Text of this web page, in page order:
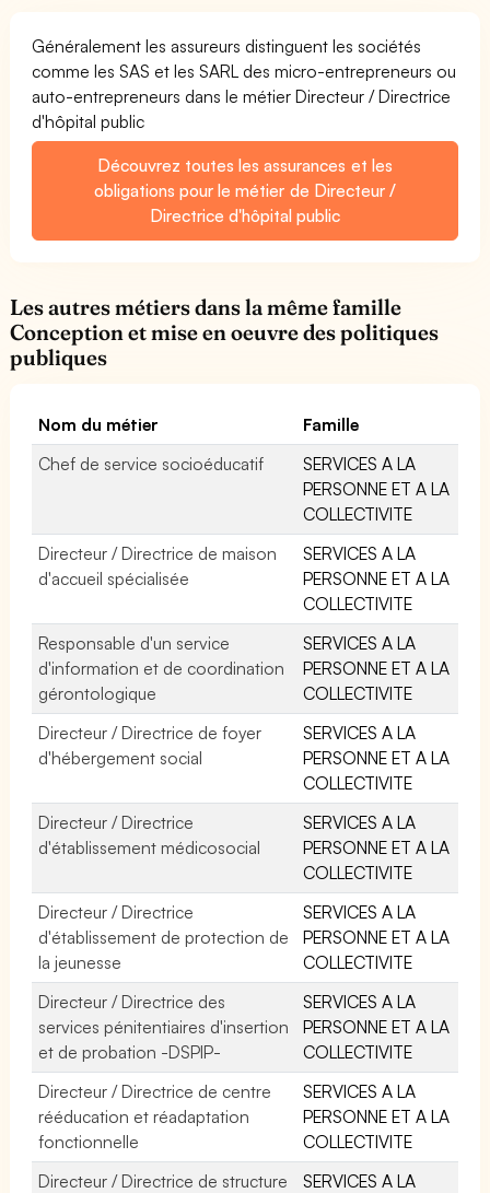
Généralement les assureurs distinguent les sociétés
comme les SAS et les SARL des micro-entrepreneurs ou
auto-entrepreneurs dans le métier Directeur / Directrice
d'hôpital public
Découvrez toutes les assurances et les
obligations pour le métier de Directeur /
Directrice d'hôpital public
Les autres métiers dans la même famille
Conception et mise en oeuvre des politiques
publiques
Nom du métier
Famille
Chef de service socioéducatif
SERVICES A LA
PERSONNE ET A LA
COLLECTIVITE
Directeur / Directrice de maison
d'accueil spécialisée
SERVICES A LA
PERSONNE ET A LA
COLLECTIVITE
Responsable d'un service
d'information et de coordination
gérontologique
SERVICES A LA
PERSONNE ET A LA
COLLECTIVITE
Directeur / Directrice de foyer
d'hébergement social
SERVICES A LA
PERSONNE ET A LA
COLLECTIVITE
Directeur / Directrice
d'établissement médicosocial
SERVICES A LA
PERSONNE ET A LA
COLLECTIVITE
Directeur / Directrice
d'établissement de protection de
la jeunesse
SERVICES A LA
PERSONNE ET A LA
COLLECTIVITE
Directeur / Directrice des
services pénitentiaires d'insertion
et de probation -DSPIP-
SERVICES A LA
PERSONNE ET A LA
COLLECTIVITE
Directeur / Directrice de centre
rééducation et réadaptation
fonctionnelle
SERVICES A LA
PERSONNE ET A LA
COLLECTIVITE
Directeur / Directrice de structure
SERVICES A LA